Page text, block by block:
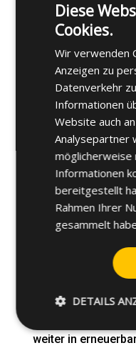
Klimarisiken &
Wir führen eine
Klimarisiken
Prozesse und
Emissionen
weiter in
Diese
Cookies.
Wir verwenden
Anzeigen zu
Datenverkehr
Informationen
Website auch
Analysepartner
möglicherweise
Informationen
bereitgestellt
Rahmen Ihrer
gesammelt
DETAILS